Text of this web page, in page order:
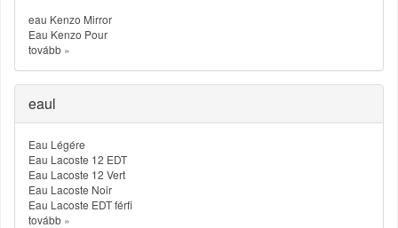
eau Kenzo Mirror
Eau Kenzo Pour
tovább »
eaul
Eau Légére
Eau Lacoste 12 EDT
Eau Lacoste 12 Vert
Eau Lacoste Noir
Eau Lacoste EDT férfi
tovább »